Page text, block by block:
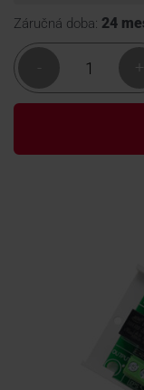
Záručná doba: 24
- +